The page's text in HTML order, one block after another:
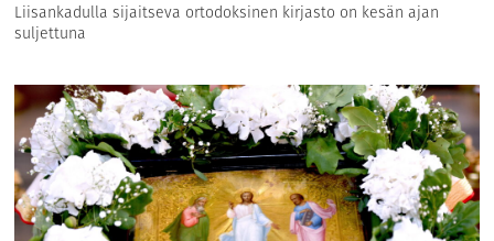
Liisankadulla sijaitseva ortodoksinen kirjasto on kesän ajan
suljettuna